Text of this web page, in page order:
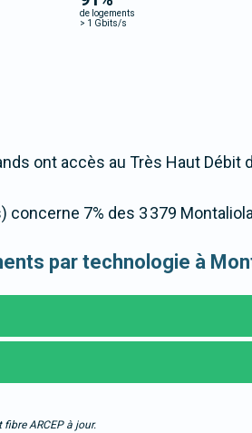
de logements
> 1 Gbits/s
ont accès au Très Haut Débit
7% des 3 379
par technologie à
ARCEP à jour.